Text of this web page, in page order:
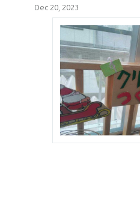
Dec 20, 2023